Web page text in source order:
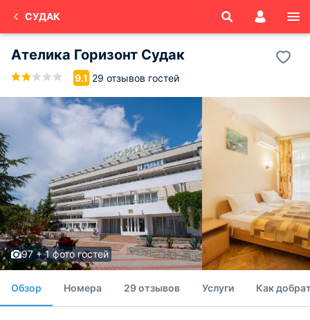
СУДАК
Ателика Горизонт Судак
9.1 29 отзывов гостей
97 + 1 фото гостей
Обзор Номера 29 отзывов Услуги Как